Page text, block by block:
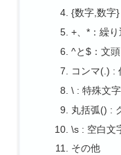
{数字,数字
+、*：繰り
^と$：文
コンマ(.) :
\ : 特殊文
丸括弧() :
\s : 空白文
その他